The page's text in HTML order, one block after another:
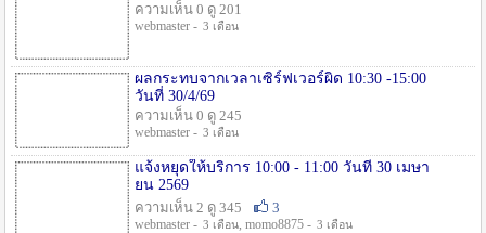
ความเห็น 0 ดู 201
webmaster - 3 เดือน
ผลกระทบจากเวลาเซิร์ฟเวอร์ผิด 10:30 -15:00
วันที่ 30/4/69
ความเห็น 0 ดู 245
webmaster - 3 เดือน
แจ้งหยุดให้บริการ 10:00 - 11:00 วันที่ 30 เมษา
ยน 2569
ความเห็น 2 ดู 345
3
webmaster - 3 เดือน, momo8875 - 3 เดือน